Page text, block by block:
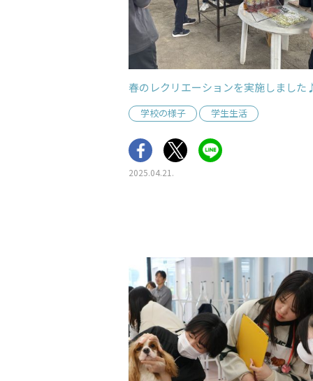
春のレクリエーションを実施しまし
学校の様子 学生生活
2025.04.21.